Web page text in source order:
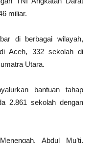
miliar.
di berbagai wilayah,
Aceh, 332 sekolah di
Utara.
bantuan tahap
2.861 sekolah dengan
Abdul Mu’ti,